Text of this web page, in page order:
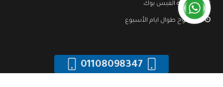
صفحة الفيس بوك
مفتوح طوال ايام الأسبوع
01108098347